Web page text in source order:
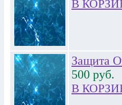
В
Защита
500 руб.
В